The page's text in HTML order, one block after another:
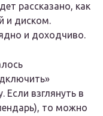
рассказано, как
и диском.
и доходчиво.
Если взглянуть в
то можно